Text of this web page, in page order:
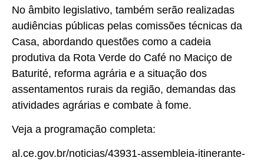
No âmbito legislativo, também serão realizadas
audiências públicas pelas comissões técnicas da
Casa, abordando questões como a cadeia
produtiva da Rota Verde do Café no Maciço de
Baturité, reforma agrária e a situação dos
assentamentos rurais da região, demandas das
atividades agrárias e combate à fome.
Veja a programação completa:
al.ce.gov.br/noticias/43931-assembleia-itinerante-